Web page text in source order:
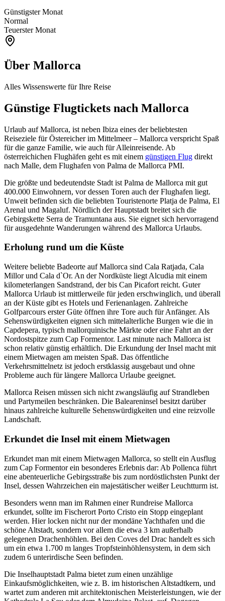
Günstigster Monat
Normal
Teuerster Monat
Über Mallorca
Alles Wissenswerte für Ihre Reise
Günstige Flugtickets nach Mallorca
Urlaub auf Mallorca, ist neben Ibiza eines der beliebtesten
Reiseziele für Östereicher im Mittelmeer – Mallorca verspricht Spaß
für die ganze Familie, wie auch für Alleinreisende. Ab
österreichichen Flughäfen geht es mit einem günstigen Flug direkt
nach Malle, dem Flughafen von Palma de Mallorca PMI.
Die größte und bedeutendste Stadt ist Palma de Mallorca mit gut
400.000 Einwohnern, vor dessen Toren auch der Flughafen liegt.
Unweit befinden sich die beliebten Touristenorte Platja de Palma, El
Arenal und Magaluf. Nördlich der Hauptstadt breitet sich die
Gebirgskette Serra de Tramuntana aus. Sie eignet sich hervorragend
für ausgedehnte Wanderungen während des Mallorca Urlaubs.
Erholung rund um die Küste
Weitere beliebte Badeorte auf Mallorca sind Cala Ratjada, Cala
Millor und Cala d`Or. An der Nordküste liegt Alcudia mit einem
kilometerlangen Sandstrand, der bis Can Picafort reicht. Guter
Mallorca Urlaub ist mittlerweile für jeden erschwinglich, und überall
an der Küste gibt es Hotels und Ferienanlagen. Zahlreiche
Golfparcours erster Güte öffnen ihre Tore auch für Anfänger. Als
Sehenswürdigkeiten eignen sich mittelalterliche Burgen wie die in
Capdepera, typisch mallorquinische Märkte oder eine Fahrt an der
Nordostspitze zum Cap Formentor. Last minute nach Mallorca ist
schon relativ günstig erhältlich. Die Erkundung der Insel macht mit
einem Mietwagen am meisten Spaß. Das öffentliche
Verkehrsmittelnetz ist jedoch erstklassig ausgebaut und ohne
Probleme auch für längere Mallorca Urlaube geeignet.
Mallorca Reisen müssen sich nicht zwangsläufig auf Strandleben
und Partymeilen beschränken. Die Baleareninsel besitzt darüber
hinaus zahlreiche kulturelle Sehenswürdigkeiten und eine reizvolle
Landschaft.
Erkundet die Insel mit einem Mietwagen
Erkundet man mit einem Mietwagen Mallorca, so stellt ein Ausflug
zum Cap Formentor ein besonderes Erlebnis dar: Ab Pollenca führt
eine abenteuerliche Gebirgsstraße bis zum nordöstlichsten Punkt der
Insel, dessen Wahrzeichen ein majestätischer weißer Leuchtturm ist.
Besonders wenn man im Rahmen einer Rundreise Mallorca
erkundet, sollte im Fischerort Porto Cristo ein Stopp eingeplant
werden. Hier locken nicht nur der mondäne Yachthafen und die
schöne Altstadt, sondern vor allem die etwa 3 km außerhalb
gelegenen Drachenhöhlen. Bei den Coves del Drac handelt es sich
um ein etwa 1.700 m langes Tropfsteinhöhlensystem, in dem sich
zudem 6 unterirdische Seen befinden.
Die Inselhauptstadt Palma bietet zum einen unzählige
Einkaufsmöglichkeiten, wie z. B. im historischen Altstadtkern, und
wartet zum anderen mit architektonischen Meisterleistungen, wie der